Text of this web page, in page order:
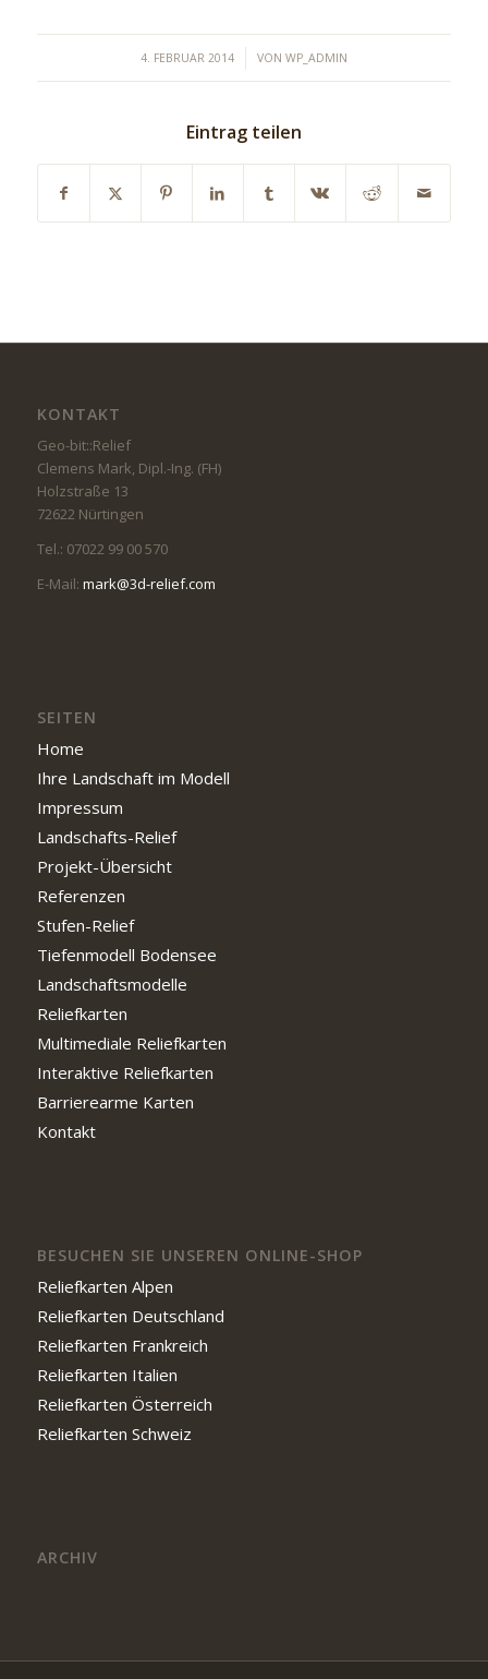
4. FEBRUAR 2014
/ VON WP_ADMIN
Eintrag teilen
KONTAKT
Geo-bit::Relief
Clemens Mark, Dipl.-Ing. (FH)
Holzstraße 13
72622 Nürtingen
Tel.: 07022 99 00 570
E-Mail: mark@3d-relief.com
SEITEN
Home
Ihre Landschaft im Modell
Impressum
Landschafts-Relief
Projekt-Übersicht
Referenzen
Stufen-Relief
Tiefenmodell Bodensee
Landschaftsmodelle
Reliefkarten
Multimediale Reliefkarten
Interaktive Reliefkarten
Barrierearme Karten
Kontakt
BESUCHEN SIE UNSEREN ONLINE-SHOP
Reliefkarten Alpen
Reliefkarten Deutschland
Reliefkarten Frankreich
Reliefkarten Italien
Reliefkarten Österreich
Reliefkarten Schweiz
ARCHIV